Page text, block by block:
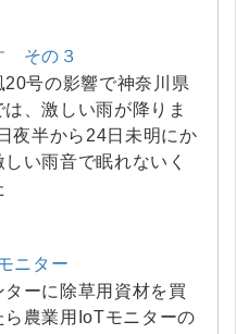
その３
20号の影響で神奈川県
、激しい雨が降りま
夜半から24日未明にか
い雨音で眠れないく
ニター
ターに除草用資材を買
ら農業用IoTモニターの